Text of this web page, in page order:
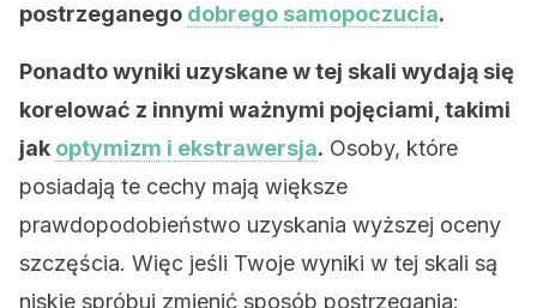
postrzeganego dobrego samopoczucia.
Ponadto wyniki uzyskane w tej skali wydają się
korelować z innymi ważnymi pojęciami, takimi
jak optymizm i ekstrawersja. Osoby, które
posiadają te cechy mają większe
prawdopodobieństwo uzyskania wyższej oceny
szczęścia. Więc jeśli Twoje wyniki w tej skali są
niskie spróbuj zmienić sposób postrzegania: